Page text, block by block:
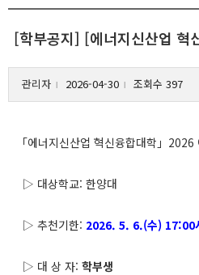
[학부공지] [에너지신산업 혁
관리자 l 2026-04-30 l 조회수 397
「에너지신산업 혁신융합대학」
▷ 대상학교: 한양대
▷ 추천기한: 2026. 5. 6.(수) 17:00
▷ 대 상 자: 학부생